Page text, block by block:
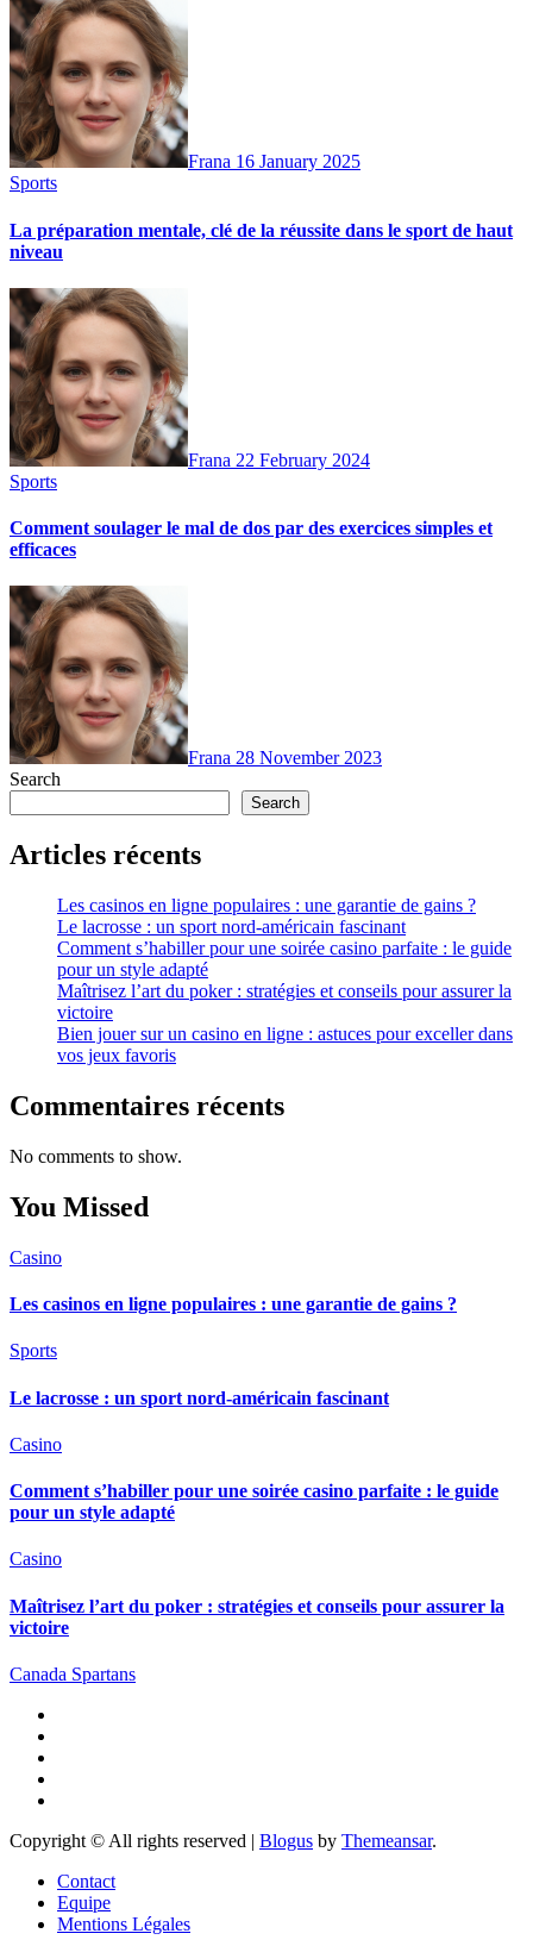
Frana 16 January 2025
Sports
La préparation mentale, clé de la réussite dans le sport de haut
niveau
Frana 22 February 2024
Sports
Comment soulager le mal de dos par des exercices simples et
efficaces
Frana 28 November 2023
Search
Search
Articles récents
Les casinos en ligne populaires : une garantie de gains ?
Le lacrosse : un sport nord-américain fascinant
Comment s’habiller pour une soirée casino parfaite : le guide
pour un style adapté
Maîtrisez l’art du poker : stratégies et conseils pour assurer la
victoire
Bien jouer sur un casino en ligne : astuces pour exceller dans
vos jeux favoris
Commentaires récents
No comments to show.
You Missed
Casino
Les casinos en ligne populaires : une garantie de gains ?
Sports
Le lacrosse : un sport nord-américain fascinant
Casino
Comment s’habiller pour une soirée casino parfaite : le guide
pour un style adapté
Casino
Maîtrisez l’art du poker : stratégies et conseils pour assurer la
victoire
Canada Spartans
Copyright © All rights reserved | Blogus by Themeansar.
Contact
Equipe
Mentions Légales